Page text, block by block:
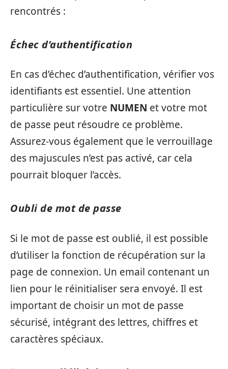
rencontrés :
Échec d’authentification
En cas d’échec d’authentification, vérifier vos
identifiants est essentiel. Une attention
particulière sur votre NUMEN et votre mot
de passe peut résoudre ce problème.
Assurez-vous également que le verrouillage
des majuscules n’est pas activé, car cela
pourrait bloquer l’accès.
Oubli de mot de passe
Si le mot de passe est oublié, il est possible
d’utiliser la fonction de récupération sur la
page de connexion. Un email contenant un
lien pour le réinitialiser sera envoyé. Il est
important de choisir un mot de passe
sécurisé, intégrant des lettres, chiffres et
caractères spéciaux.